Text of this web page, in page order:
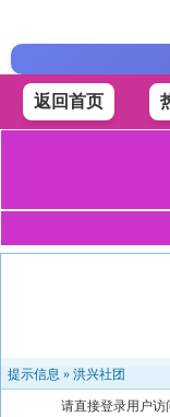
返回首页
提示信息 » 洪兴社团
请直接登录用户访